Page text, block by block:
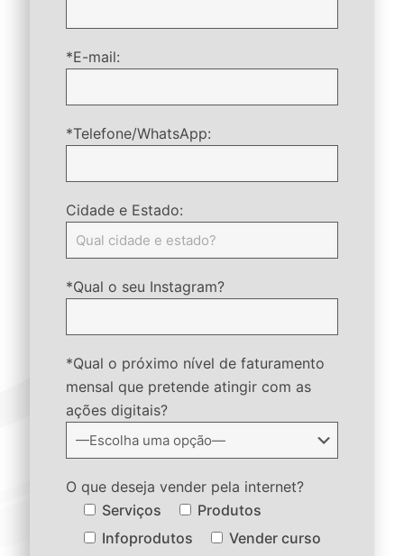
*E-mail:
*Telefone/WhatsApp:
Cidade e Estado:
*Qual o seu Instagram?
*Qual o próximo nível de faturamento
mensal que pretende atingir com as
ações digitais?
O que deseja vender pela internet?
Serviços
Produtos
Infoprodutos
Vender curso